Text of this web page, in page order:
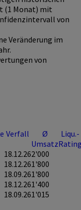
(1 Monat) mit
von
Veränderung im
von
Verfall
Ø
Umsatz
Liqu.-
18.12.262'000
18.12.261'800
18.09.261'800
18.12.261'400
18.09.261'015